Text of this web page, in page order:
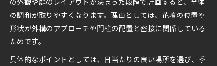
の調和が取りやすくなります。理由としては、花壇の位置や
形状が外構のアプローチや門柱の配置と密接に関係している
ためです。
具体的なポイントとしては、日当たりの良い場所を選び、季